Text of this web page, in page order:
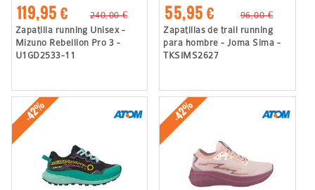
119,95 €
240,00 €
Zapatilla running Unisex -
Mizuno Rebellion Pro 3 -
U1GD2533-11
55,95 €
96,00 €
Zapatillas de trail running
para hombre - Joma Sima -
TKSIMS2627
-42% -42%